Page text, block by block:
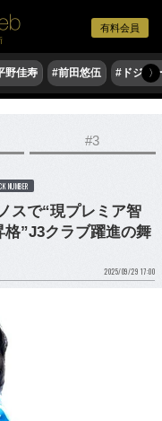
有料会員
野佳寿 #前田悠伍 #ドジャ
〉
#3
NUMBER
スで“現プレミア智
”J3クラブ躍進の舞
2025/09/29 17:00